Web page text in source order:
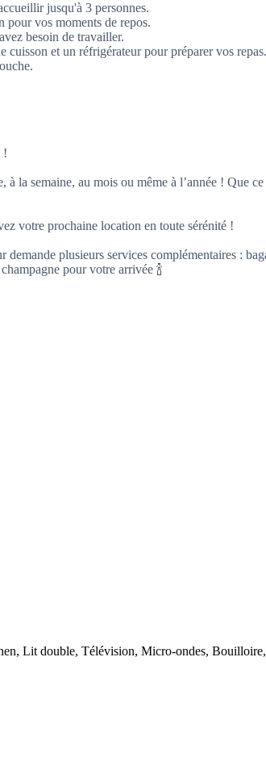
jusqu'à 3 personnes.
pour vos moments de repos.
besoin de travailler.
et un réfrigérateur pour préparer vos repas.
!
la semaine, au mois ou même à l’année ! Que
votre prochaine location en toute sérénité !
plusieurs services complémentaires :
pour votre arrivée 🍾
, Lit double, Télévision, Micro-ondes, Bouilloire,